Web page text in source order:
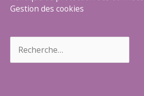
Gestion des cookies